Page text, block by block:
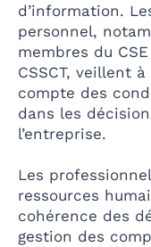
d’information.
personnel,
membres du
CSSCT, veillent
compte des
dans les
l’entreprise.
Les
ressources
cohérence des
gestion des